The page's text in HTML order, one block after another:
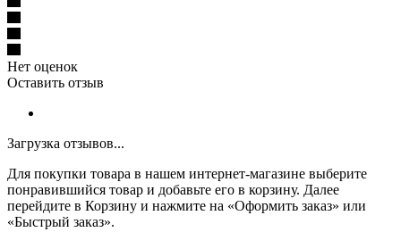
Нет оценок
Оставить отзыв
Загрузка отзывов...
Для покупки товара в нашем интернет-магазине выберите
понравившийся товар и добавьте его в корзину. Далее
перейдите в Корзину и нажмите на «Оформить заказ» или
«Быстрый заказ».